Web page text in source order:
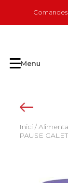
content
Menu
Inici /
PAUSE